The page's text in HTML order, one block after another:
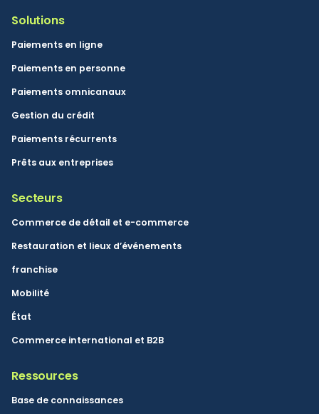
Solutions
Paiements en ligne
Paiements en personne
Paiements omnicanaux
Gestion du crédit
Paiements récurrents
Prêts aux entreprises
Secteurs
Commerce de détail et e-commerce
Restauration et lieux d’événements
franchise
Mobilité
État
Commerce international et B2B
Ressources
Base de connaissances